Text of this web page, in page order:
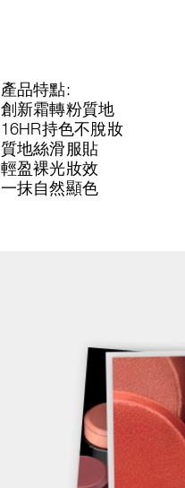
產品特點:
創新霜轉粉質地
16HR持色不脫妝
質地絲滑服貼
輕盈裸光妝效
一抹自然顯色